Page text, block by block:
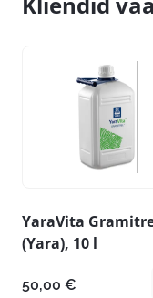
YaraVita
(Yara), 10 l
50,00 €